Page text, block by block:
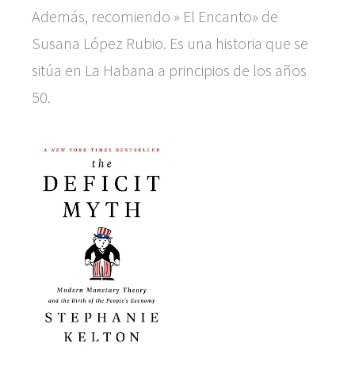
Además, recomiendo » El Encanto» de
Susana López Rubio. Es una historia que se
sitúa en La Habana a principios de los años
50.